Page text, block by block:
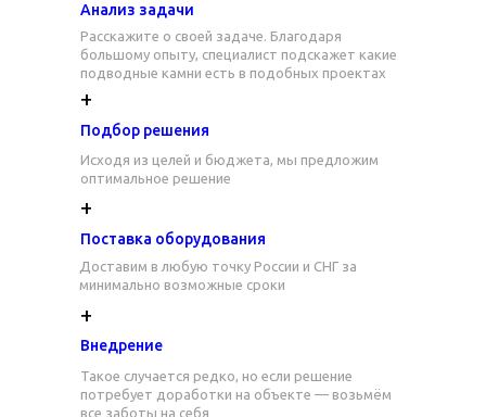
Анализ задачи
Подбор решения
Поставка оборудования
Внедрение
Расскажите о своей задаче. Благодаря
большому опыту, специалист подскажет какие
подводные камни есть в подобных проектах
Исходя из целей и бюджета, мы предложим
оптимальное решение
Доставим в любую точку России и СНГ за
минимально возможные сроки
Такое случается редко, но если решение
потребует доработки на объекте — возьмём
все заботы на себя
+
+
+